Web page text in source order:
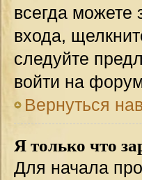
всегда можете
входа,
следуйте
войти на
Вернуться
Я только что
Для начала